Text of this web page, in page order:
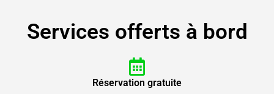
Services offerts à bord
Réservation gratuite